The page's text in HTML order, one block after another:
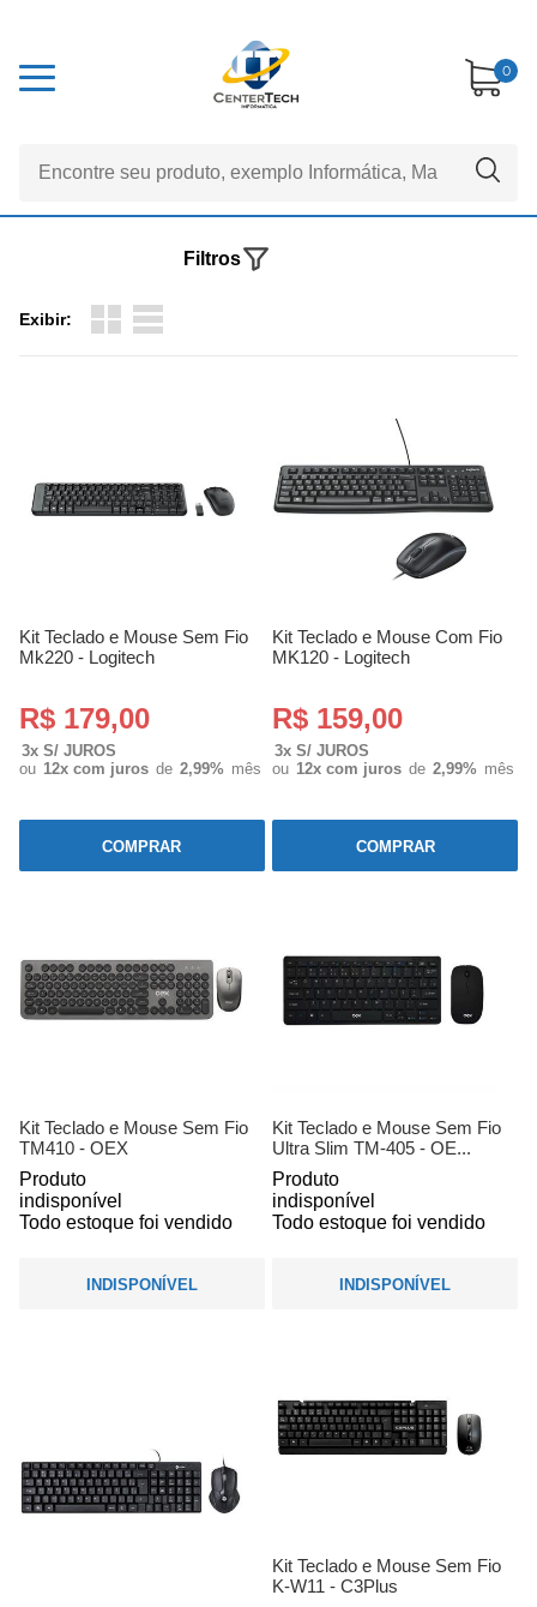
0
Exibir:
Filtros
Kit Teclado e Mouse Sem Fio
Mk220 - Logitech
R$ 179,00
3x S/ JUROS
ou 12x com juros de 2,99% mês
COMPRAR
Kit Teclado e Mouse Com Fio
MK120 - Logitech
R$ 159,00
3x S/ JUROS
ou 12x com juros de 2,99% mês
COMPRAR
Kit Teclado e Mouse Sem Fio
TM410 - OEX
Produto
indisponível
Todo estoque foi vendido
INDISPONÍVEL
Kit Teclado e Mouse Sem Fio
Ultra Slim TM-405 - OE...
Produto
indisponível
Todo estoque foi vendido
INDISPONÍVEL
Kit Teclado e Mouse Sem Fio
K-W11 - C3Plus